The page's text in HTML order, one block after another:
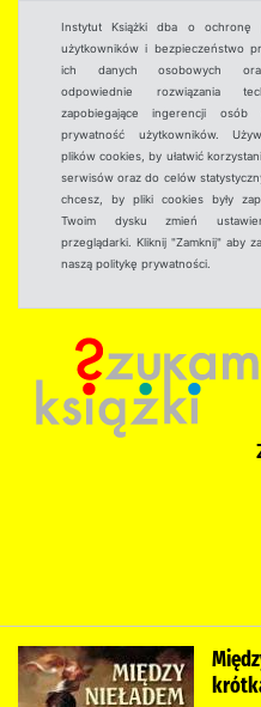
Instytut Książki dba o ochronę
użytkowników i bezpieczeństwo
ich danych osobowych
odpowiednie rozwiązania
zapobiegające ingerencji osób
prywatność użytkowników.
plików cookies, by ułatwić
serwisów oraz do celów
chcesz, by pliki cookies były
Twoim dysku zmień
przeglądarki. Kliknij "Zamknij" aby
naszą politykę prywatności.